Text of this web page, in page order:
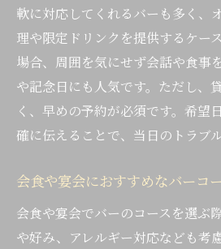
軟に対応してくれるバーも多く、
理や限定ドリンクを提供するケー
場合、周囲を気にせず会話や食事
や記念日にも人気です。ただし、
く、早めの予約が必須です。希望
確に伝えることで、当日のトラブ
会食や宴会におすすめなバーコ
会食や宴会でバーのコースを選ぶ
や好み、アレルギー対応なども考